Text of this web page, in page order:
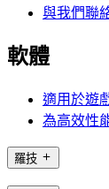
與我們聯
軟體
適用於遊
為高效性
羅技